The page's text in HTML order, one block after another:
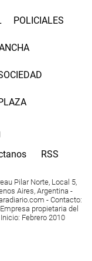
POLICIALES
RSS
Pilar Norte, Local 5,
Aires, Argentina -
- Contacto:
Empresa propietaria del
Febrero 2010